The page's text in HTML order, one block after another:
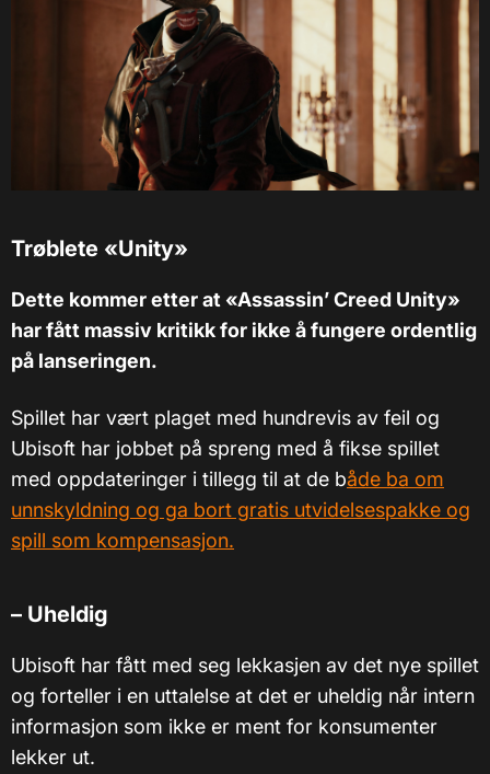
Trøblete «Unity»
Dette kommer etter at «Assassin’ Creed Unity»
har fått massiv kritikk for ikke å fungere ordentlig
på lanseringen.
Spillet har vært plaget med hundrevis av feil og
Ubisoft har jobbet på spreng med å fikse spillet
med oppdateringer i tillegg til at de både ba om
unnskyldning og ga bort gratis utvidelsespakke og
spill som kompensasjon.
– Uheldig
Ubisoft har fått med seg lekkasjen av det nye spillet
og forteller i en uttalelse at det er uheldig når intern
informasjon som ikke er ment for konsumenter
lekker ut.